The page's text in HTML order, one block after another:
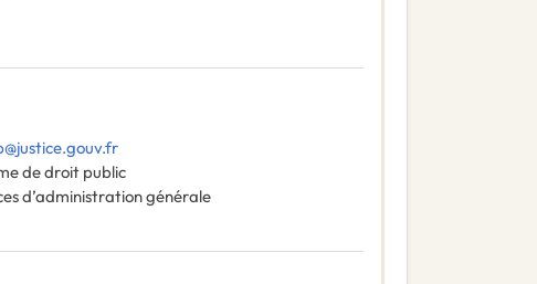
de droit public
d’administration générale